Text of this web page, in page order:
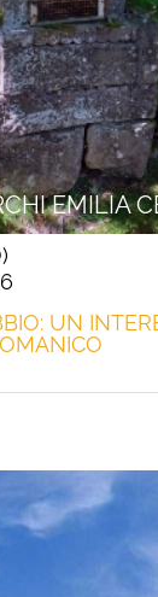
EMILIA
UN